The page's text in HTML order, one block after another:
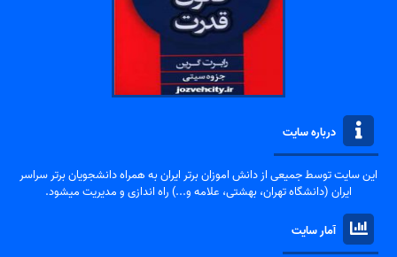
درباره سایت
این سایت توسط جمیعی از دانش اموزان برتر ایران به همراه دانشجویان برتر سراسر
ایران (دانشگاه تهران، بهشتی، علامه و...) راه اندازی و مدیریت میشود.
آمار سایت